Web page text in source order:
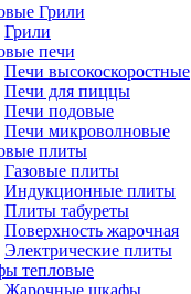
Грили
Грили
печи
Печи высокоскоростные
Печи для пиццы
Печи подовые
Печи микроволновые
плиты
Газовые плиты
Индукционные плиты
Плиты табуреты
Поверхность жарочная
Электрические плиты
тепловые
Жарочные шкафы